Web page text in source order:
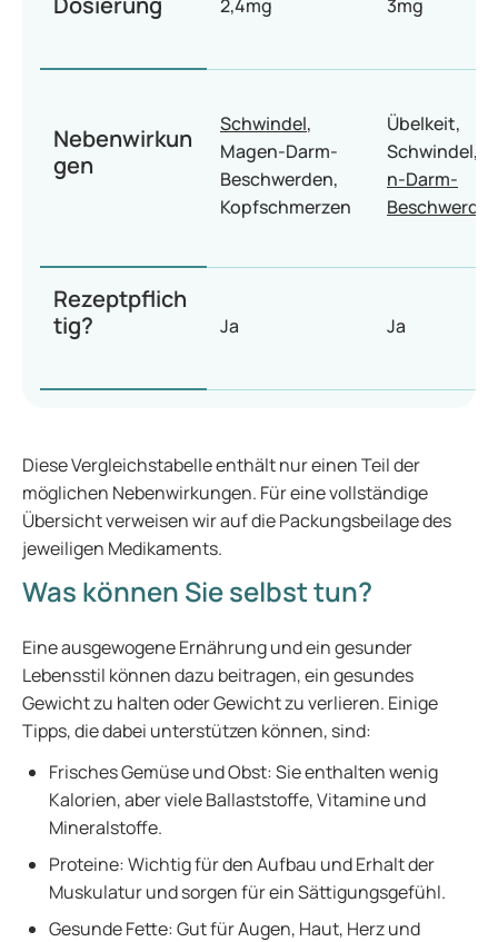
2,4mg 3mg
Nebenwirkun
gen
Schwindel,
Magen-Darm-
Beschwerden,
Kopfschmerzen
Übelkeit,
Schwindel,
n-Darm-
Rezeptpflich
tig?
Ja Ja
Diese Vergleichstabelle enthält nur einen Teil der
möglichen Nebenwirkungen. Für eine vollständige
Übersicht verweisen wir auf die Packungsbeilage des
jeweiligen Medikaments.
Was können Sie selbst tun?
Eine ausgewogene Ernährung und ein gesunder
Lebensstil können dazu beitragen, ein gesundes
Gewicht zu halten oder Gewicht zu verlieren. Einige
Tipps, die dabei unterstützen können, sind:
Frisches Gemüse und Obst: Sie enthalten wenig
Kalorien, aber viele Ballaststoffe, Vitamine und
Mineralstoffe.
Proteine: Wichtig für den Aufbau und Erhalt der
Muskulatur und sorgen für ein Sättigungsgefühl.
Gesunde Fette: Gut für Augen, Haut, Herz und